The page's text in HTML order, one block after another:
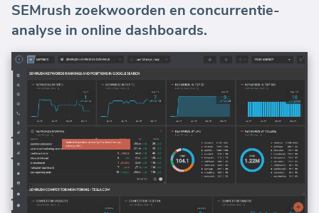
SEMrush zoekwoorden en concurrentie-
analyse in online dashboards.